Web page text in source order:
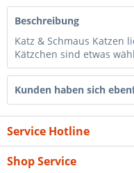
Beschreibung
Katz & Schmaus Katzen
Kätzchen sind etwas
Kunden haben sich
Service Hotline
Shop Service